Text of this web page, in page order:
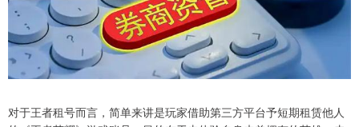
对于王者租号而言，简单来讲是玩家借助第三方平台予短期租赁他人